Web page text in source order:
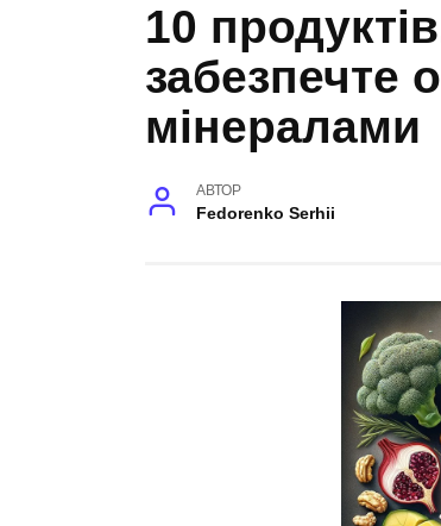
10
забезпечте
мінералами
АВТОР
Fedorenko Serhii